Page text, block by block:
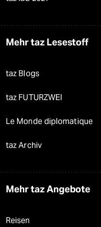
Mehr taz Lesestoff
taz Blogs
taz FUTURZWEI
Le Monde diplomatique
taz Archiv
Mehr taz Angebote
Reisen